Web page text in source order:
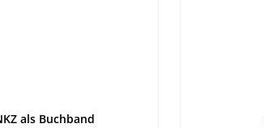
als Buchband